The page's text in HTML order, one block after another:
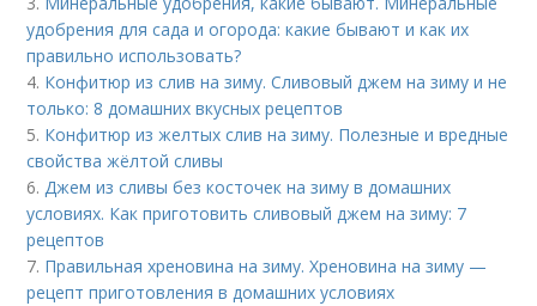
удобрения для сада и огорода: какие бывают и как их
правильно использовать?
4. Конфитюр из слив на зиму. Сливовый джем на зиму и не
только: 8 домашних вкусных рецептов
5. Конфитюр из желтых слив на зиму. Полезные и вредные
свойства жёлтой сливы
6. Джем из сливы без косточек на зиму в домашних
условиях. Как приготовить сливовый джем на зиму: 7
рецептов
7. Правильная хреновина на зиму. Хреновина на зиму —
рецепт приготовления в домашних условиях